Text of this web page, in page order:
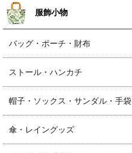
服飾小物
バッグ・ポーチ・財布
ストール・ハンカチ
帽子・ソックス ・サンダル・手袋
傘・レイングッズ